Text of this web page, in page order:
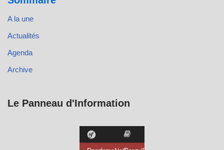
A la une
Actualités
Agenda
Archive
Le Panneau d'Information